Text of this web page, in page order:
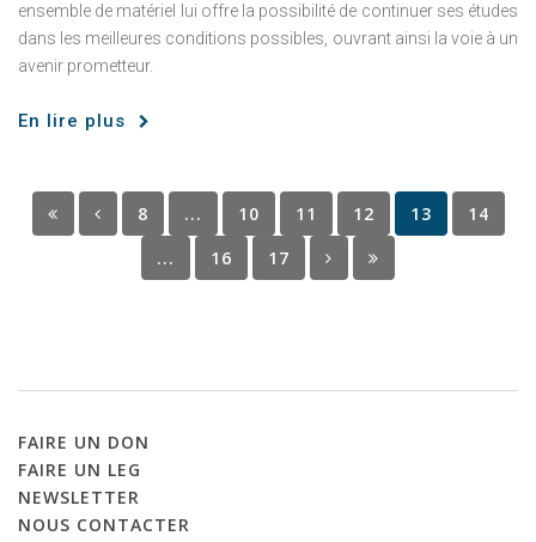
ensemble de matériel lui offre la possibilité de continuer ses études
dans les meilleures conditions possibles, ouvrant ainsi la voie à un
avenir prometteur.
En lire plus
8 ... 10 11 12 13
14
...
16 17
FAIRE UN DON
FAIRE UN LEG
NEWSLETTER
NOUS CONTACTER